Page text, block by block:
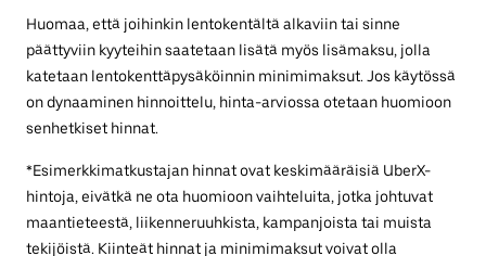
Huomaa, että joihinkin lentokentältä alkaviin tai sinne
päättyviin kyyteihin saatetaan lisätä myös lisämaksu, jolla
katetaan lentokenttäpysäköinnin minimimaksut. Jos käytössä
on dynaaminen hinnoittelu, hinta-arviossa otetaan huomioon
senhetkiset hinnat.
*Esimerkkimatkustajan hinnat ovat keskimääräisiä UberX-
hintoja, eivätkä ne ota huomioon vaihteluita, jotka johtuvat
maantieteestä, liikenneruuhkista, kampanjoista tai muista
tekijöistä. Kiinteät hinnat ja minimimaksut voivat olla